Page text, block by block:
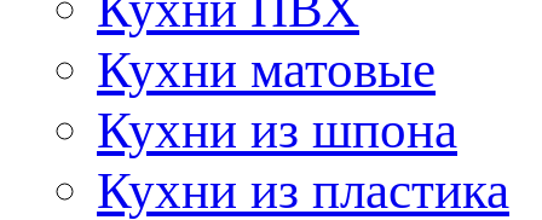
Кухни матовые
Кухни из шпона
Кухни из пластика